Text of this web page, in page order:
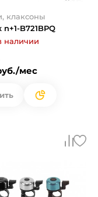
клаксоны
n+1-B721BPQ
наличии
мес